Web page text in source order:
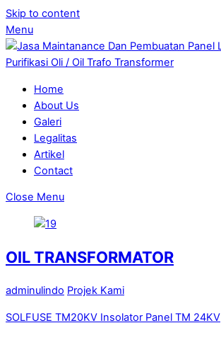
Skip to content
Menu
Home
About Us
Galeri
Legalitas
Artikel
Contact
Close Menu
OIL TRANSFORMATOR
adminulindo Projek Kami
SOLFUSE TM20KV Insolator Panel TM 24KV